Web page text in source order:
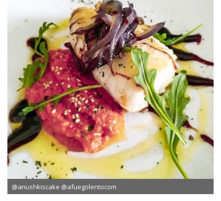
@anushkiscake @afuegolentocom